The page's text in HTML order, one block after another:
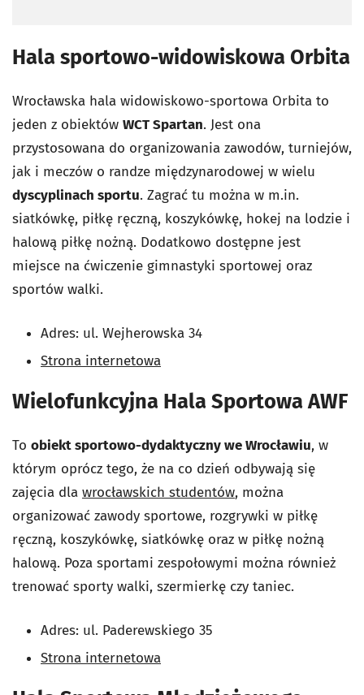
Hala sportowo-widowiskowa Orbita
Wrocławska hala widowiskowo-sportowa Orbita to
jeden z obiektów WCT Spartan. Jest ona
przystosowana do organizowania zawodów, turniejów,
jak i meczów o randze międzynarodowej w wielu
dyscyplinach sportu. Zagrać tu można w m.in.
siatkówkę, piłkę ręczną, koszykówkę, hokej na lodzie i
halową piłkę nożną. Dodatkowo dostępne jest
miejsce na ćwiczenie gimnastyki sportowej oraz
sportów walki.
Adres: ul. Wejherowska 34
Strona internetowa
Wielofunkcyjna Hala Sportowa AWF
To obiekt sportowo-dydaktyczny we Wrocławiu, w
którym oprócz tego, że na co dzień odbywają się
zajęcia dla wrocławskich studentów, można
organizować zawody sportowe, rozgrywki w piłkę
ręczną, koszykówkę, siatkówkę oraz w piłkę nożną
halową. Poza sportami zespołowymi można również
trenować sporty walki, szermierkę czy taniec.
Adres: ul. Paderewskiego 35
Strona internetowa